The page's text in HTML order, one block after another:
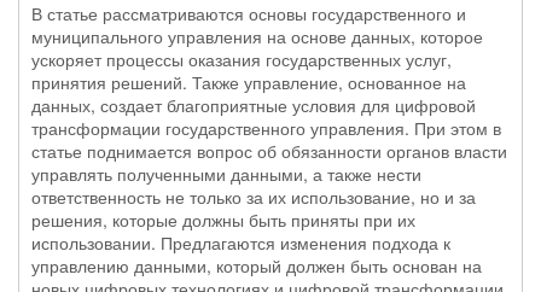
В статье рассматриваются основы государственного и
муниципального управления на основе данных, которое
ускоряет процессы оказания государственных услуг,
принятия решений. Также управление, основанное на
данных, создает благоприятные условия для цифровой
трансформации государственного управления. При этом в
статье поднимается вопрос об обязанности органов власти
управлять полученными данными, а также нести
ответственность не только за их использование, но и за
решения, которые должны быть приняты при их
использовании. Предлагаются изменения подхода к
управлению данными, который должен быть основан на